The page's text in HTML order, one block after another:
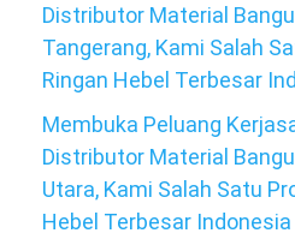
Distributor Material
Tangerang, Kami Salah
Ringan Hebel Terbesar
Membuka Peluang
Distributor Material
Utara, Kami Salah Satu
Hebel Terbesar Indonesia